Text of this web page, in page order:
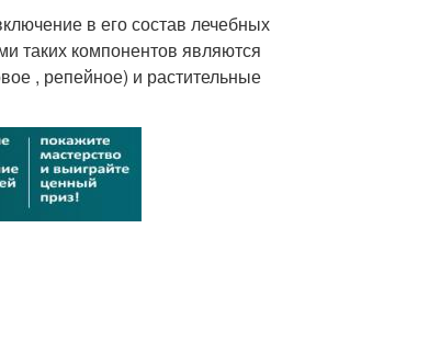
в его состав лечебных
таких компонентов являются
, репейное) и растительные